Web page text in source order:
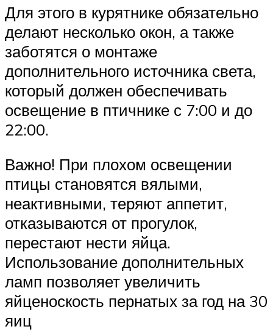
Для этого в курятнике обязательно
делают несколько окон, а также
заботятся о монтаже
дополнительного источника света,
который должен обеспечивать
освещение в птичнике с 7:00 и до
22:00.
Важно! При плохом освещении
птицы становятся вялыми,
неактивными, теряют аппетит,
отказываются от прогулок,
перестают нести яйца.
Использование дополнительных
ламп позволяет увеличить
яйценоскость пернатых за год на 30
яиц